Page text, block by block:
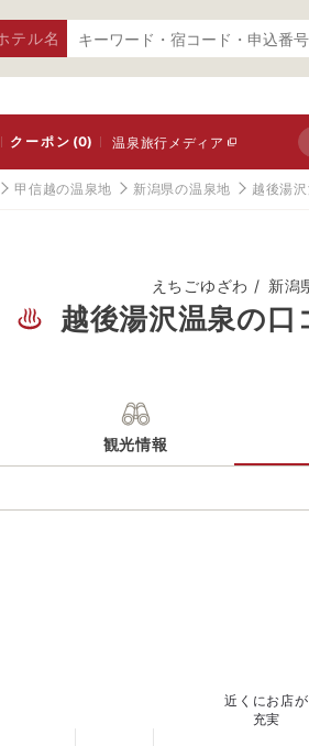
テル名
クーポン(0) 温泉旅行メディア
甲信越の温泉地 新潟県の温泉地 越後湯
えちごゆざわ 新潟
越後湯沢温泉の口
観光情報
近くにお店が
充実